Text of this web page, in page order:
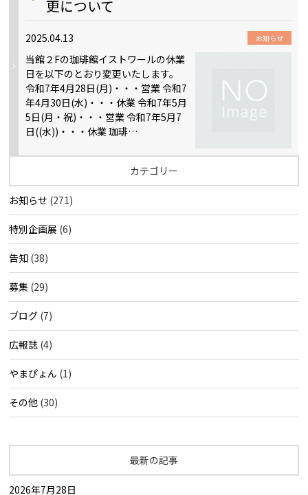
更について
2025.04.13 お知らせ
当館２Fの珈琲館イストワールの休業
日を以下のとおり変更いたします。
令和7年4月28日(月)・・・営業 令和7
年4月30日(水)・・・休業 令和7年5月
5日(月・祝)・・・営業 令和7年5月7
日((水))・・・休業 珈琲…
カテゴリー
お知らせ (271)
特別企画展 (6)
告知 (38)
募集 (29)
ブログ (7)
広報誌 (4)
やまぴょん (1)
その他 (30)
最新の記事
2026年7月28日